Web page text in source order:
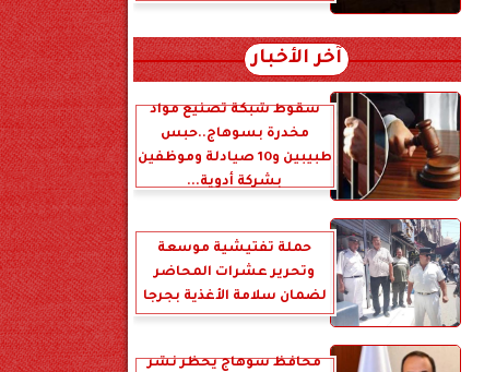
آخر الأخبار
سقوط شبكة تصنيع مواد
مخدرة بسوهاج..حبس
طبيبين و10 صيادلة وموظفين
بشركة أدوية...
حملة تفتيشية موسعة
وتحرير عشرات المحاضر
لضمان سلامة الأغذية بجرجا
محافظ سوهاج يحظر نشر